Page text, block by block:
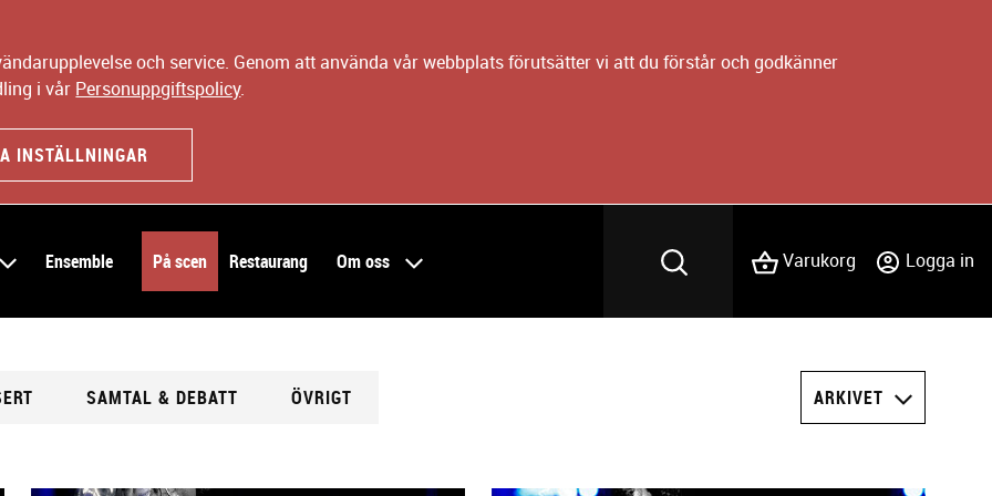
och service. Genom att använda vår webbplats förutsätter vi att du förstår och godkänner
i vår Personuppgiftspolicy.
INSTÄLLNINGAR
Varukorg Logga in
Ensemble På scen Restaurang Om oss
ARKIVET
SAMTAL & DEBATT ÖVRIGT